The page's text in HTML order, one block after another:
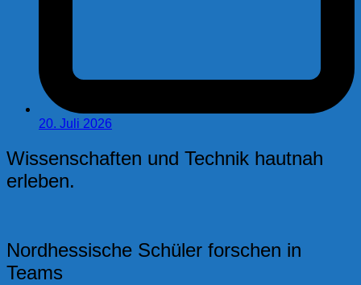
20. Juli 2026
Wissenschaften und Technik hautnah
erleben.
Nordhessische Schüler forschen in
Teams